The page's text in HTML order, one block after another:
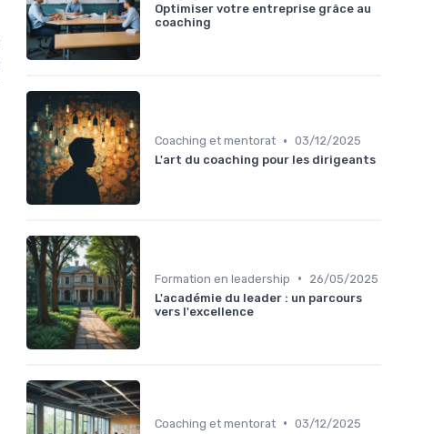
Optimiser votre entreprise grâce au
coaching
Coaching et mentorat • 03/12/2025
L'art du coaching pour les dirigeants
Formation en leadership •
26/05/2025
L'académie du leader : un parcours
vers l'excellence
Coaching et mentorat • 03/12/2025